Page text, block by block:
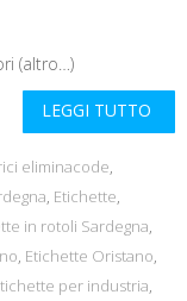
(altro…)
LEGGI TUTTO
eliminacode,
, Etichette,
in rotoli Sardegna,
, Etichette Oristano,
per industria,